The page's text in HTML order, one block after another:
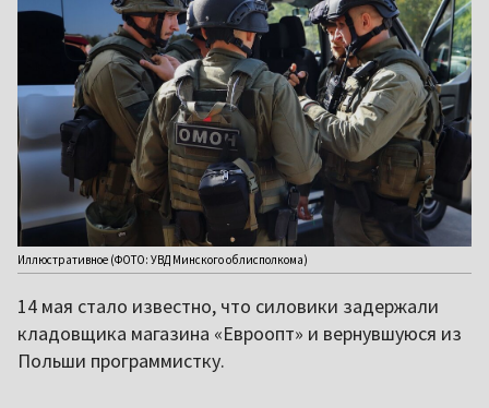
Иллюстративное (ФОТО: УВД Минского облисполкома)
14 мая стало известно, что силовики задержали
кладовщика магазина «Евроопт» и вернувшуюся из
Польши программистку.